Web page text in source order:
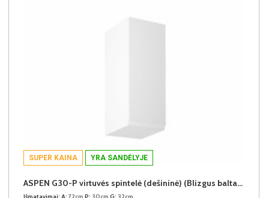
SUPER KAINA YRA SANDĖLYJE
ASPEN G30-P virtuvės spintelė (dešininė) (Blizgus baltas/Baltas)
Išmatavimai: A: 72cm P: 30cm G: 32cm